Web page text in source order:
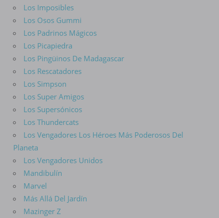
Los Imposibles
Los Osos Gummi
Los Padrinos Mágicos
Los Picapiedra
Los Pingüinos De Madagascar
Los Rescatadores
Los Simpson
Los Super Amigos
Los Supersónicos
Los Thundercats
Los Vengadores Los Héroes Más Poderosos Del
Planeta
Los Vengadores Unidos
Mandibulín
Marvel
Más Allá Del Jardín
Mazinger Z